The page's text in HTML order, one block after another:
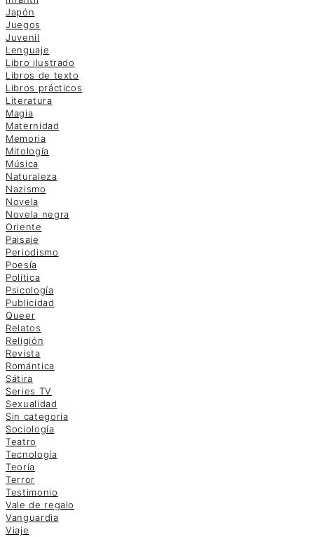
Japón
Juegos
Juvenil
Lenguaje
Libro ilustrado
Libros de texto
Libros prácticos
Literatura
Magia
Maternidad
Memoria
Mitología
Música
Naturaleza
Nazismo
Novela
Novela negra
Oriente
Paisaje
Periodismo
Poesía
Política
Psicología
Publicidad
Queer
Relatos
Religión
Revista
Romántica
Sátira
Series TV
Sexualidad
Sin categoría
Sociología
Teatro
Tecnología
Teoría
Terror
Testimonio
Vale de regalo
Vanguardia
Viaje